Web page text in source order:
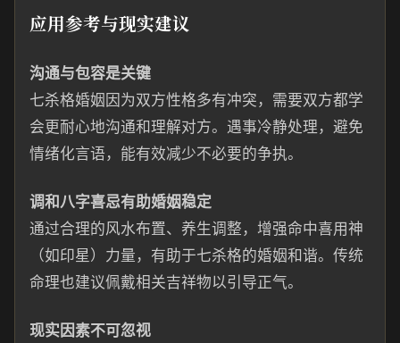
应用参考与现实建议
沟通与包容是关键
七杀格婚姻因为双方性格多有冲突，需要双方都学
会更耐心地沟通和理解对方。遇事冷静处理，避免
情绪化言语，能有效减少不必要的争执。
调和八字喜忌有助婚姻稳定
通过合理的风水布置、养生调整，增强命中喜用神
（如印星）力量，有助于七杀格的婚姻和谐。传统
命理也建议佩戴相关吉祥物以引导正气。
现实因素不可忽视